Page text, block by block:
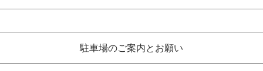
駐車場のご案内とお願い